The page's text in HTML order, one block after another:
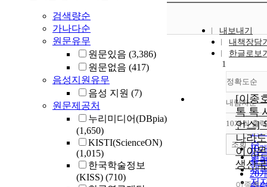
검색량순
가나다순
원문유무
원문있음 (3,386)
원문없음 (417)
음성지원유무
음성 지원 (7)
원문제공처
누리미디어(DBpia)
(1,650)
KISTI(ScienceON)
(1,015)
한국학술정보
(KISS) (710)
내보내기
내책장담
한글로보
정확도순
정
순
인
순
연
제
저
내림차순
내
10개씩 출력
10
출
20
조회
1
[이종
톡 톡
언스]
나라
이아
생산
이종호